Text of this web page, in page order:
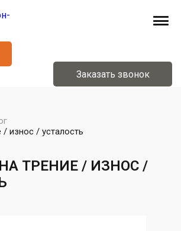
Заказать звонок
износ / усталость
ТРЕНИЕ / ИЗНОС /